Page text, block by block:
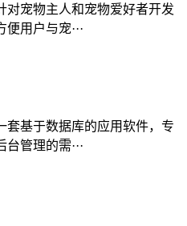
对宠物主人和宠物爱好者开发
用户与宠···
套基于数据库的应用软件，专
管理的需···